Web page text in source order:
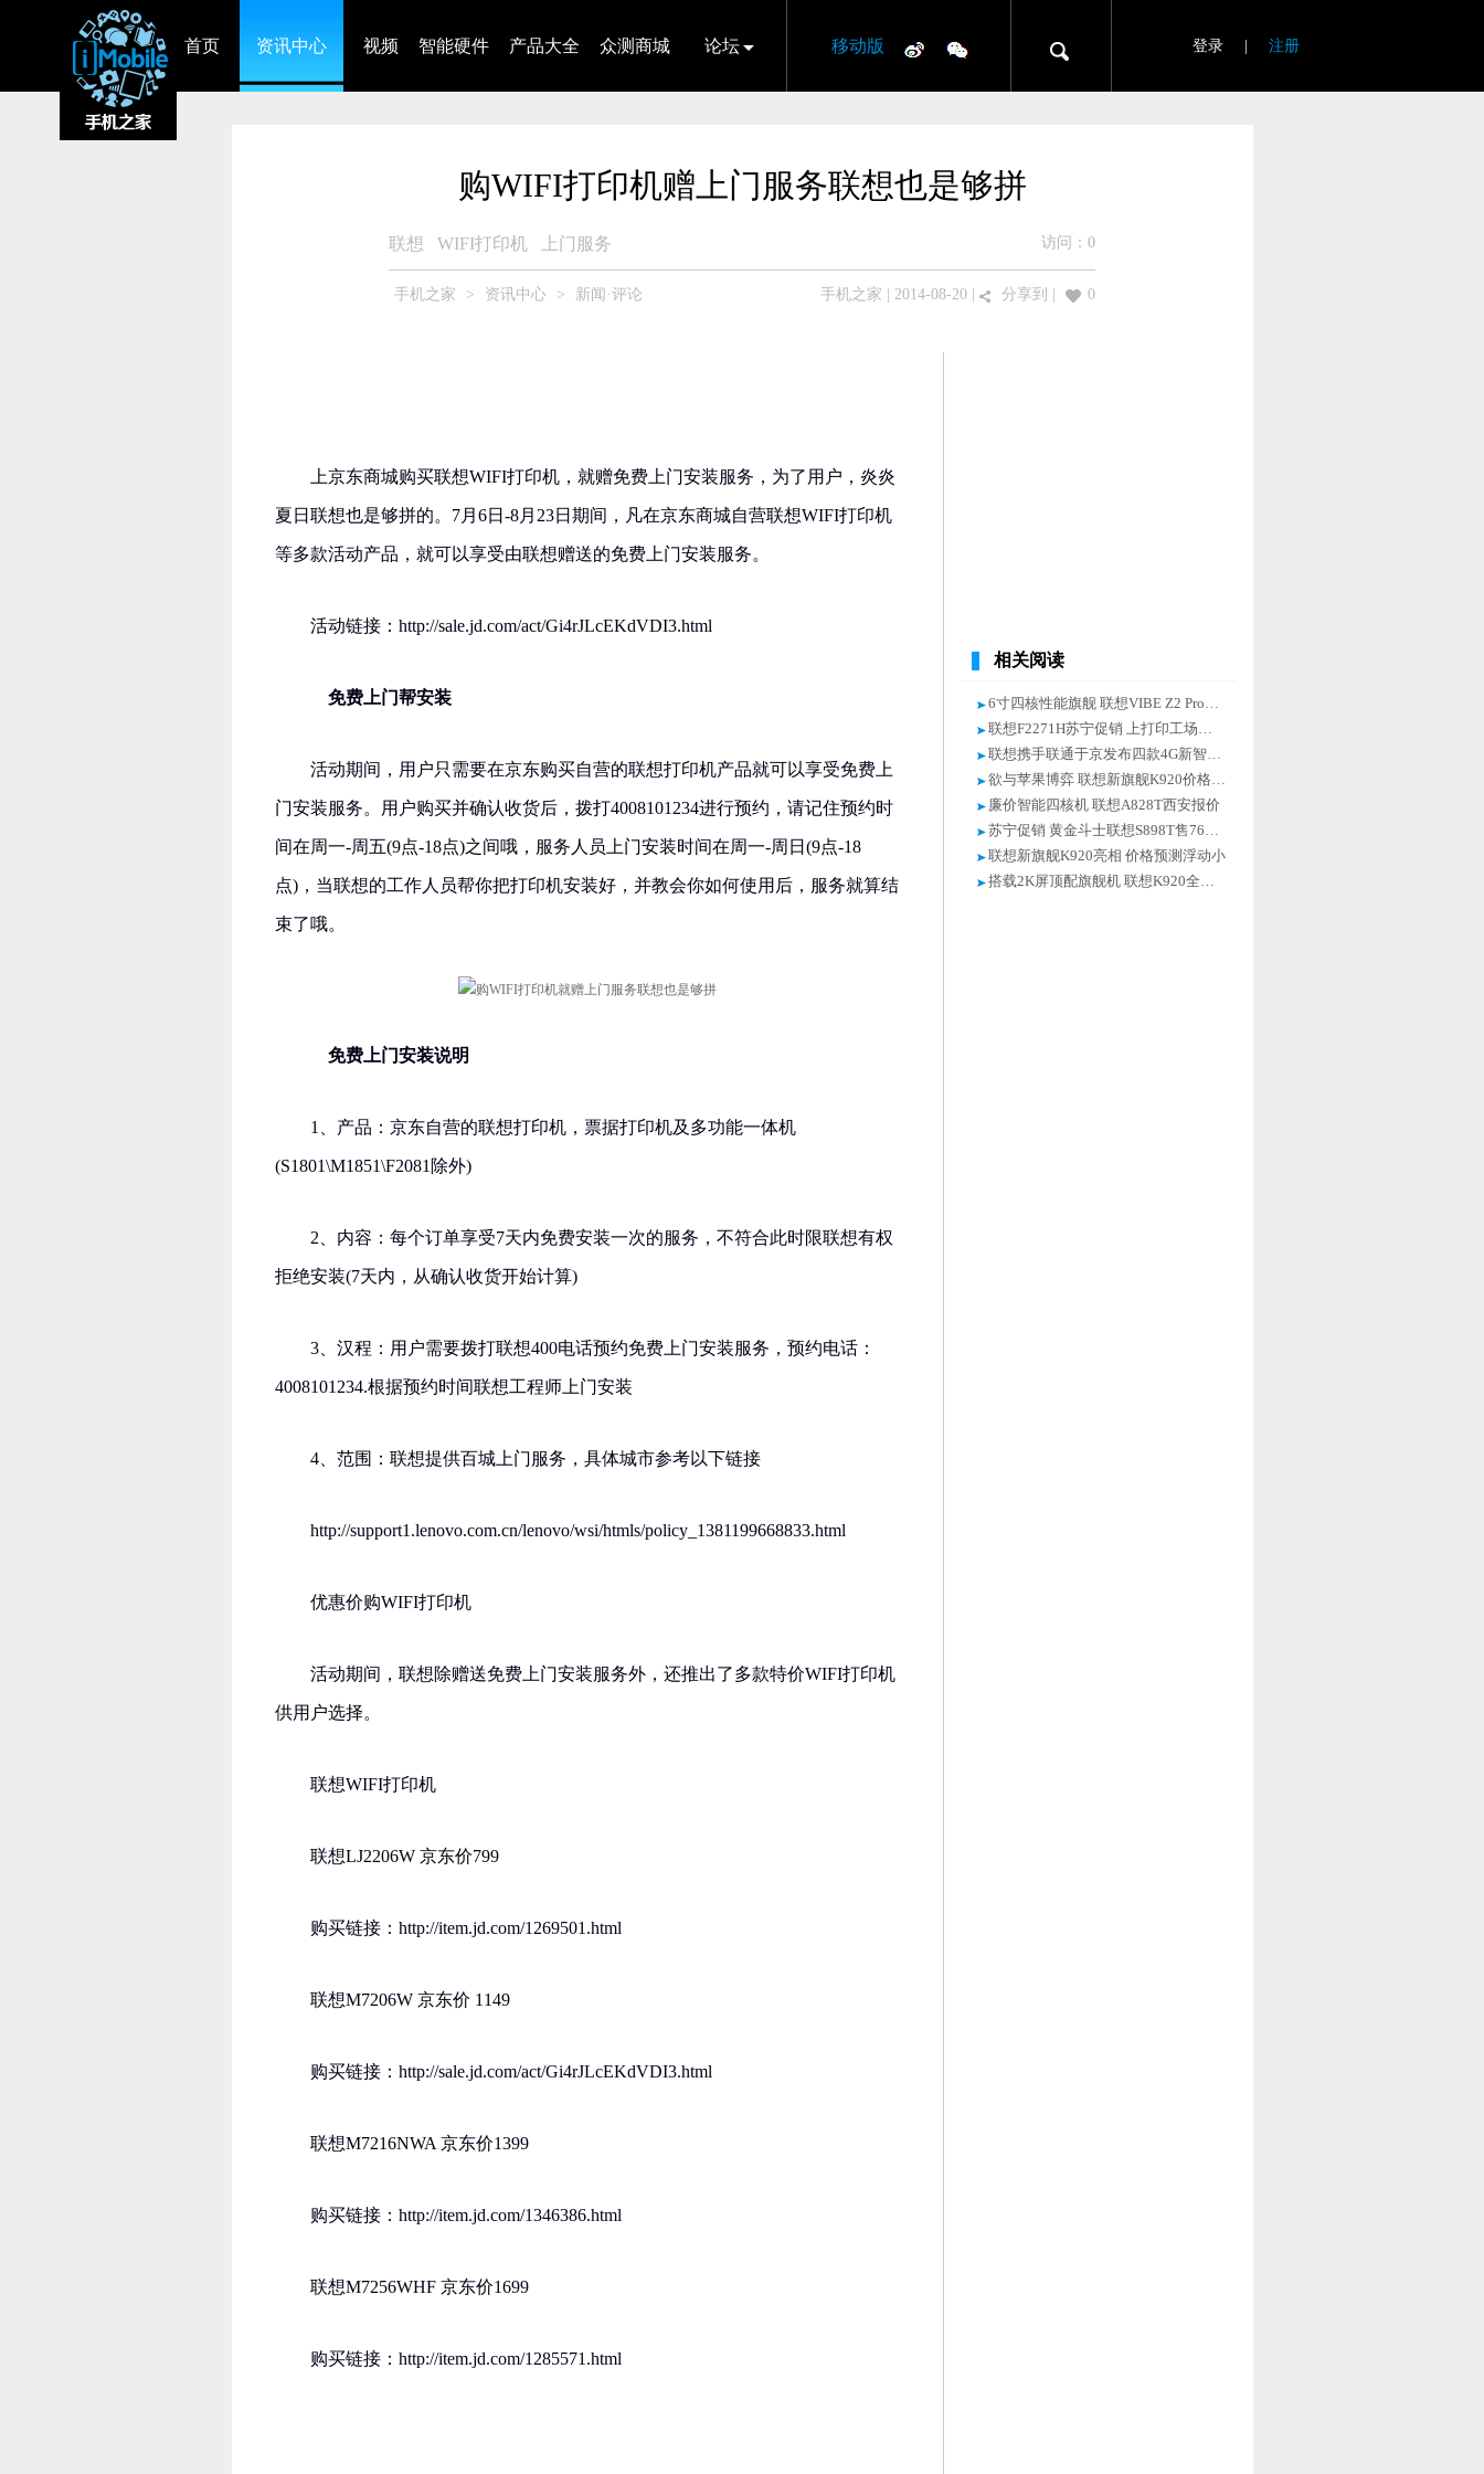
首页 资讯中心 视频 智能硬件 产品大全 众测商城 论坛 移动版 登录 注册
购WIFI打印机赠上门服务联想也是够拼
联想 WIFI打印机 上门服务 访问： 0
手机之家 > 资讯中心 > 新闻·评论 手机之家 | 2014-08-20 | 分享到 0
上京东商城购买联想WIFI打印机，就赠免费上门安装服务，为了用户，炎炎
夏日联想也是够拼的。7月6日-8月23日期间，凡在京东商城自营联想WIFI打印机
等多款活动产品，就可以享受由联想赠送的免费上门安装服务。
活动链接：http://sale.jd.com/act/Gi4rJLcEKdVDI3.html
免费上门帮安装
活动期间，用户只需要在京东购买自营的联想打印机产品就可以享受免费上
门安装服务。用户购买并确认收货后，拨打4008101234进行预约，请记住预约时
间在周一-周五(9点-18点)之间哦，服务人员上门安装时间在周一-周日(9点-18
点)，当联想的工作人员帮你把打印机安装好，并教会你如何使用后，服务就算结
束了哦。
免费上门安装说明
1、产品：京东自营的联想打印机，票据打印机及多功能一体机
(S1801\M1851\F2081除外)
2、内容：每个订单享受7天内免费安装一次的服务，不符合此时限联想有权
拒绝安装(7天内，从确认收货开始计算)
3、汉程：用户需要拨打联想400电话预约免费上门安装服务，预约电话：
4008101234.根据预约时间联想工程师上门安装
4、范围：联想提供百城上门服务，具体城市参考以下链接
http://support1.lenovo.com.cn/lenovo/wsi/htmls/policy_1381199668833.html
优惠价购WIFI打印机
活动期间，联想除赠送免费上门安装服务外，还推出了多款特价WIFI打印机
供用户选择。
联想WIFI打印机
联想LJ2206W 京东价799
购买链接：http://item.jd.com/1269501.html
联想M7206W 京东价 1149
购买链接：http://sale.jd.com/act/Gi4rJLcEKdVDI3.html
联想M7216NWA 京东价1399
购买链接：http://item.jd.com/1346386.html
联想M7256WHF 京东价1699
购买链接：http://item.jd.com/1285571.html
相关阅读
6寸四核性能旗舰 联想VIBE Z2 Pro评测
联想F2271H苏宁促销 上打印工场手机打
联想携手联通于京发布四款4G新智能机
欲与苹果博弈 联想新旗舰K920价格曝光
廉价智能四核机 联想A828T西安报价
苏宁促销 黄金斗士联想S898T售769元
联想新旗舰K920亮相 价格预测浮动小
搭载2K屏顶配旗舰机 联想K920全球首发